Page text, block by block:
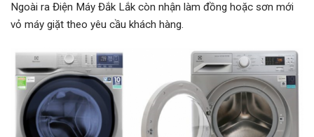
Ngoài ra Điện Máy Đắk Lắk còn nhận làm đồng hoặc sơn mới
vỏ máy giặt theo yêu cầu khách hàng.